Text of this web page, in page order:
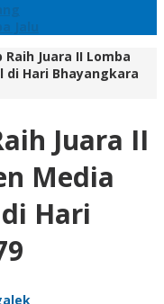
Jalu
Raih Juara II Lomba
Hari Bhayangkara
Juara II
Media
Hari